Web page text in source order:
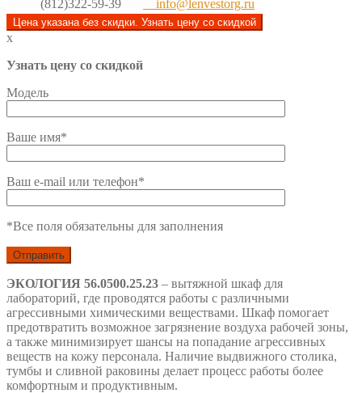
(812)322-59-39
info@lenvestorg.ru
Цена указана без скидки. Узнать цену со скидкой
x
Узнать цену со скидкой
Модель
Ваше имя*
Ваш e-mail или телефон*
*Все поля обязательны для заполнения
ЭКОЛОГИЯ 56.0500.25.23 – вытяжной шкаф для
лабораторий, где проводятся работы с различными
агрессивными химическими веществами. Шкаф помогает
предотвратить возможное загрязнение воздуха рабочей зоны,
а также минимизирует шансы на попадание агрессивных
веществ на кожу персонала. Наличие выдвижного столика,
тумбы и сливной раковины делает процесс работы более
комфортным и продуктивным.